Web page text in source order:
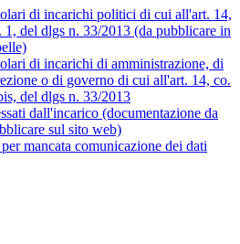
di incarichi politici di cui all'art. 14,
1, del dlgs n. 33/2013 (da pubblicare in
di incarichi di amministrazione, di
o di governo di cui all'art. 14, co.
del dlgs n. 33/2013
dall'incarico (documentazione da
sul sito web)
mancata comunicazione dei dati